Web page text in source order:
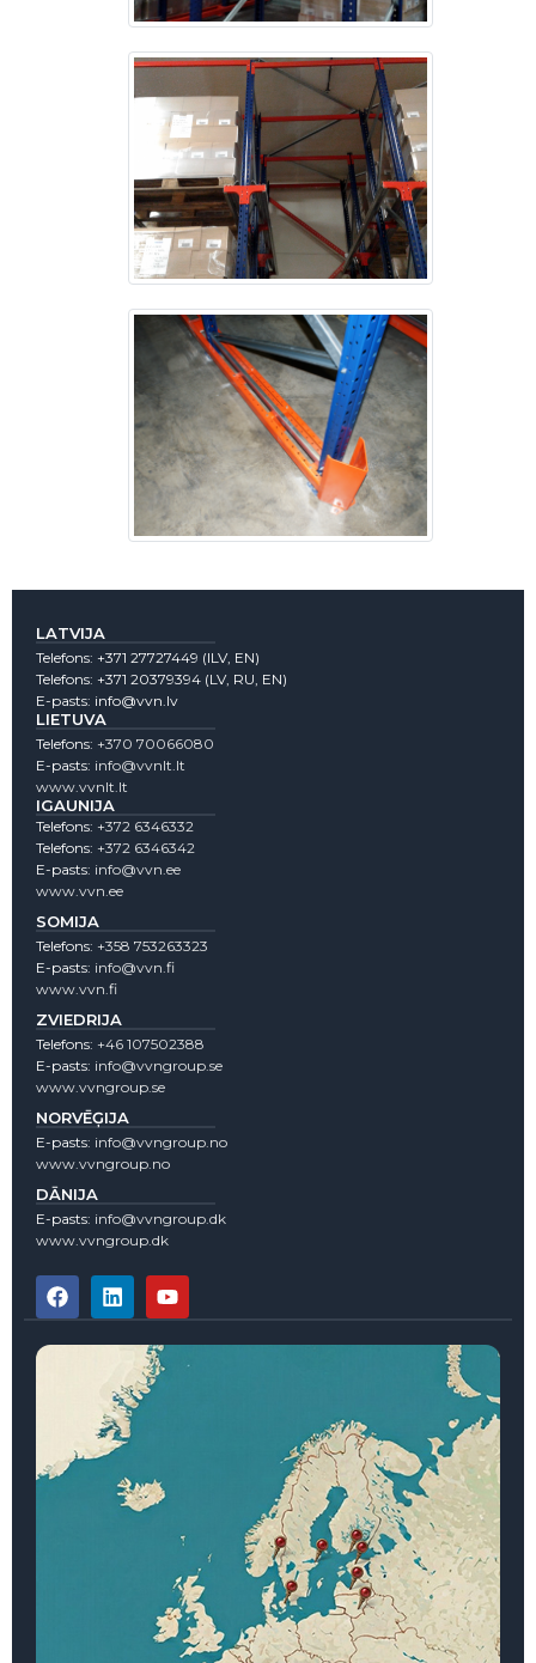
LATVIJA
Telefons: +371 27727449 (lLV, EN)
Telefons: +371 20379394 (LV, RU, EN)
E-pasts: info@vvn.lv
LIETUVA
Telefons: +370 70066080
E-pasts: info@vvnlt.lt
www.vvnlt.lt
IGAUNIJA
Telefons: +372 6346332
Telefons: +372 6346342
E-pasts: info@vvn.ee
www.vvn.ee
SOMIJA
Telefons: +358 753263323
E-pasts: info@vvn.fi
www.vvn.fi
ZVIEDRIJA
Telefons: +46 107502388
E-pasts: info@vvngroup.se
www.vvngroup.se
NORVĒĢIJA
E-pasts: info@vvngroup.no
www.vvngroup.no
DĀNIJA
E-pasts: info@vvngroup.dk
www.vvngroup.dk